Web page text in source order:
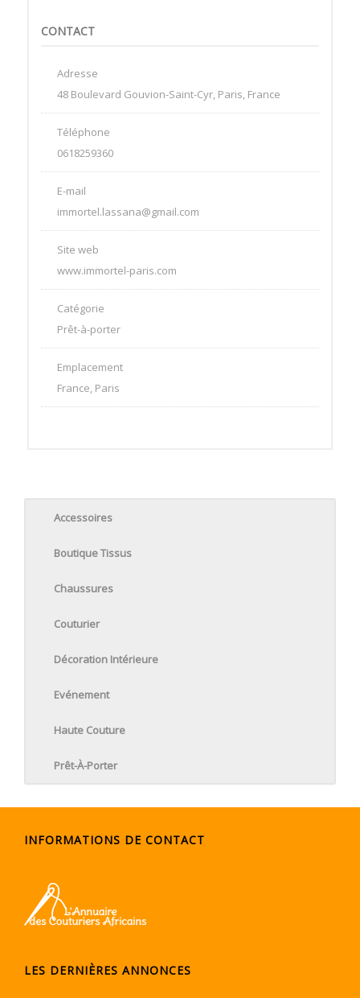
CONTACT
Adresse
48 Boulevard Gouvion-Saint-Cyr, Paris, France
Téléphone
0618259360
E-mail
immortel.lassana@gmail.com
Site web
www.immortel-paris.com
Catégorie
Prêt-à-porter
Emplacement
France, Paris
Accessoires
Boutique Tissus
Chaussures
Couturier
Décoration Intérieure
Evénement
Haute Couture
Prêt-À-Porter
INFORMATIONS DE CONTACT
LES DERNIÈRES ANNONCES